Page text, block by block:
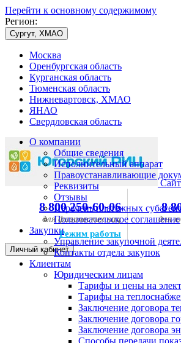
Перейти к основному содержимому
Регион:
Сургут, ХМАО
Москва
Оренбургская область
Курганская область
Тюменская область
Нижневартовск, ХМАО
ЯНАО
Свердловская область
8 800 250-60-06
для физических лиц
Режим работы
8
для
Личный кабинет
О компании
Общие сведения
Исполнительный аппарат
Правоустанавливающие
Реквизиты
Отзывы
Перечень платежных
Пользовательское соглашение
Закупки
Управление закупочной
Контакты отдела закупок
Клиентам
Юридическим лицам
Тарифы и цены на
Тарифы на
Заключение договора
Заключение договора
Заключение договора
Способы передачи